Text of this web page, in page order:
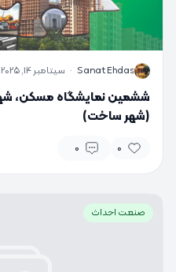
S
Sanat Ehdas
· سپتامبر 14, 2025
ششمین نمایشگاه مسکن،
(شهر ساخت)
0
0
صنعت احداث